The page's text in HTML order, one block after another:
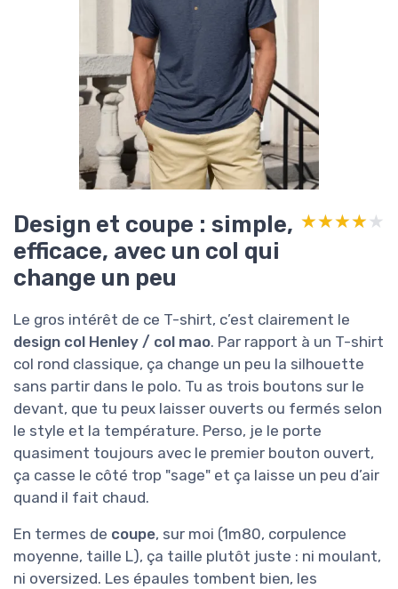
Design et coupe : simple,
efficace, avec un col qui
change un peu
★★★★★
★★★★★
Le gros intérêt de ce T-shirt, c’est clairement le
design col Henley / col mao. Par rapport à un T-shirt
col rond classique, ça change un peu la silhouette
sans partir dans le polo. Tu as trois boutons sur le
devant, que tu peux laisser ouverts ou fermés selon
le style et la température. Perso, je le porte
quasiment toujours avec le premier bouton ouvert,
ça casse le côté trop "sage" et ça laisse un peu d’air
quand il fait chaud.
En termes de coupe, sur moi (1m80, corpulence
moyenne, taille L), ça taille plutôt juste : ni moulant,
ni oversized. Les épaules tombent bien, les